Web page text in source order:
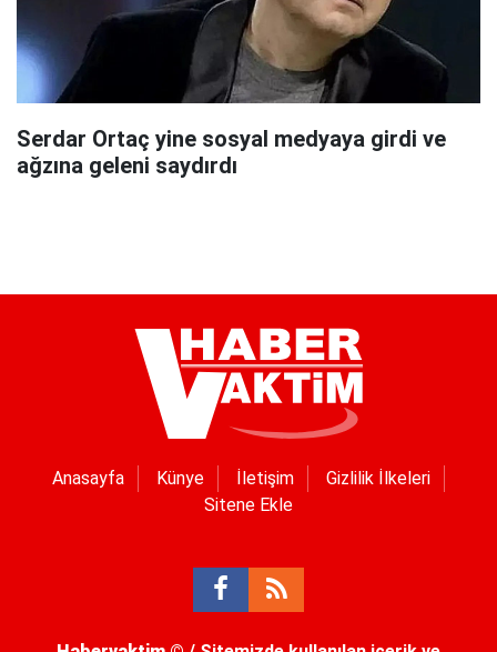
Serdar Ortaç yine sosyal medyaya girdi ve
ağzına geleni saydırdı
Anasayfa Künye İletişim
Gizlilik İlkeleri
Sitene Ekle